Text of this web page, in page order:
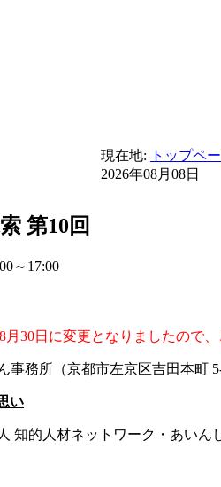
現在地: トップペ
2026年08月08日
第10回
～17:00
30日に変更となりましたので
務所（京都市左京区吉田本町 5-
い
知的人材ネットワーク・あいん